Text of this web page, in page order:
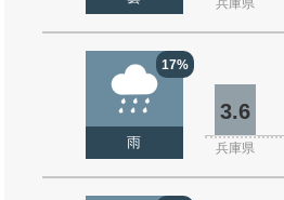
兵庫県
17%
雨
3.6
兵庫県